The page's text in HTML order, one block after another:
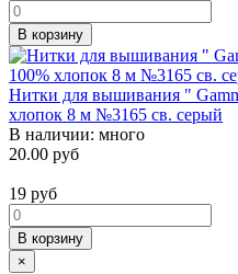
В корзину
Нитки для вышивания "
хлопок 8 м №3165 св. серый
В наличии: много
20.00 руб
19 руб
В корзину
×